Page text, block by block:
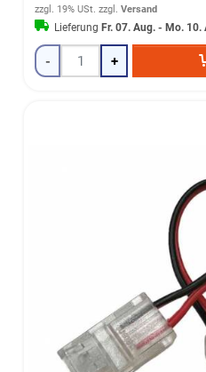
zzgl. 19% USt. zzgl.Versand
Lieferung Fr. 07. Aug. - Mo. 10.
- +